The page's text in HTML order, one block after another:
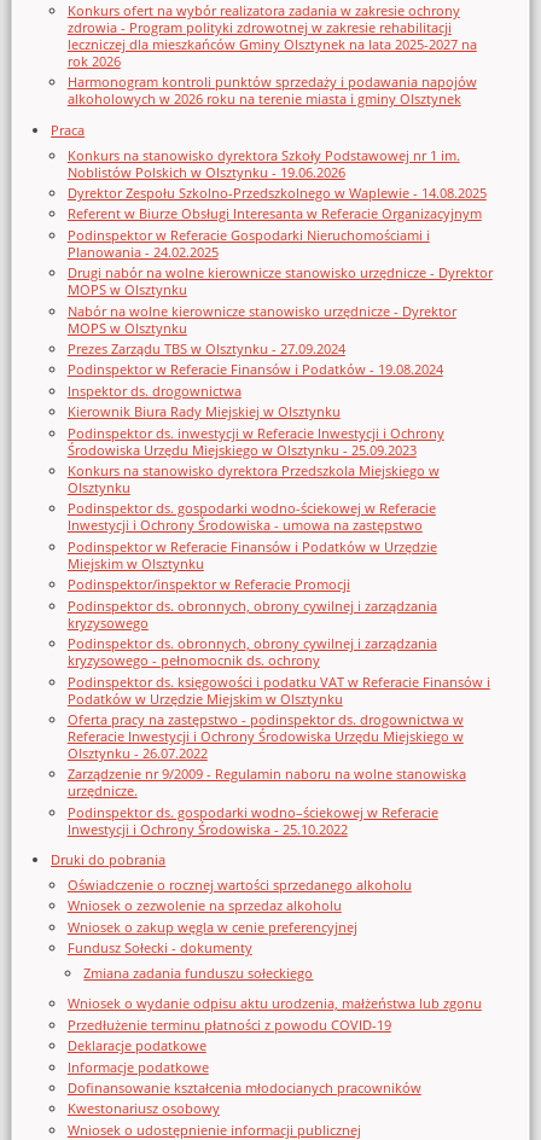
Konkurs ofert na wybór realizatora zadania w zakresie ochrony
zdrowia - Program polityki zdrowotnej w zakresie rehabilitacji
leczniczej dla mieszkańców Gminy Olsztynek na lata 2025-2027 na
rok 2026
Harmonogram kontroli punktów sprzedaży i podawania napojów
alkoholowych w 2026 roku na terenie miasta i gminy Olsztynek
Praca
Konkurs na stanowisko dyrektora Szkoły Podstawowej nr 1 im.
Noblistów Polskich w Olsztynku - 19.06.2026
Dyrektor Zespołu Szkolno-Przedszkolnego w Waplewie - 14.08.2025
Referent w Biurze Obsługi Interesanta w Referacie Organizacyjnym
Podinspektor w Referacie Gospodarki Nieruchomościami i
Planowania - 24.02.2025
Drugi nabór na wolne kierownicze stanowisko urzędnicze - Dyrektor
MOPS w Olsztynku
Nabór na wolne kierownicze stanowisko urzędnicze - Dyrektor
MOPS w Olsztynku
Prezes Zarządu TBS w Olsztynku - 27.09.2024
Podinspektor w Referacie Finansów i Podatków - 19.08.2024
Inspektor ds. drogownictwa
Kierownik Biura Rady Miejskiej w Olsztynku
Podinspektor ds. inwestycji w Referacie Inwestycji i Ochrony
Środowiska Urzędu Miejskiego w Olsztynku - 25.09.2023
Konkurs na stanowisko dyrektora Przedszkola Miejskiego w
Olsztynku
Podinspektor ds. gospodarki wodno-ściekowej w Referacie
Inwestycji i Ochrony Środowiska - umowa na zastępstwo
Podinspektor w Referacie Finansów i Podatków w Urzędzie
Miejskim w Olsztynku
Podinspektor/inspektor w Referacie Promocji
Podinspektor ds. obronnych, obrony cywilnej i zarządzania
kryzysowego
Podinspektor ds. obronnych, obrony cywilnej i zarządzania
kryzysowego - pełnomocnik ds. ochrony
Podinspektor ds. księgowości i podatku VAT w Referacie Finansów i
Podatków w Urzędzie Miejskim w Olsztynku
Oferta pracy na zastępstwo - podinspektor ds. drogownictwa w
Referacie Inwestycji i Ochrony Środowiska Urzędu Miejskiego w
Olsztynku - 26.07.2022
Zarządzenie nr 9/2009 - Regulamin naboru na wolne stanowiska
urzędnicze.
Podinspektor ds. gospodarki wodno–ściekowej w Referacie
Inwestycji i Ochrony Środowiska - 25.10.2022
Druki do pobrania
Oświadczenie o rocznej wartości sprzedanego alkoholu
Wniosek o zezwolenie na sprzedaz alkoholu
Wniosek o zakup węgla w cenie preferencyjnej
Fundusz Sołecki - dokumenty
Zmiana zadania funduszu sołeckiego
Wniosek o wydanie odpisu aktu urodzenia, małżeństwa lub zgonu
Przedłużenie terminu płatności z powodu COVID-19
Deklaracje podatkowe
Informacje podatkowe
Dofinansowanie kształcenia młodocianych pracowników
Kwestonariusz osobowy
Wniosek o udostępnienie informacji publicznej